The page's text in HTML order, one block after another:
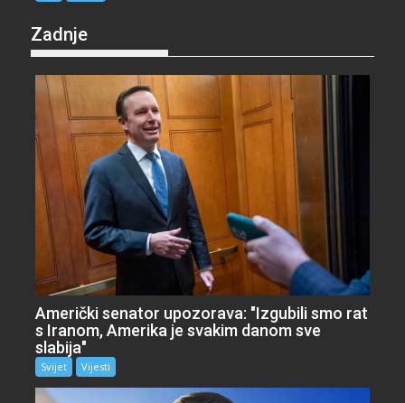
Zadnje
Američki senator upozorava: "Izgubili smo rat
s Iranom, Amerika je svakim danom sve
slabija"
Svijet Vijesti